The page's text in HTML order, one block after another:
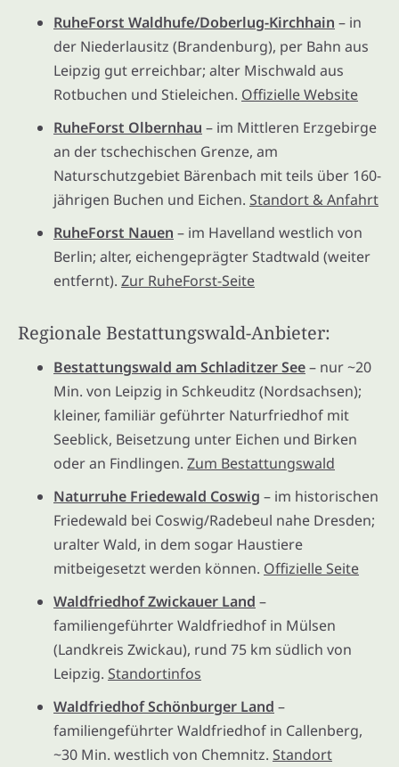
RuheForst Waldhufe/Doberlug-Kirchhain – in
der Niederlausitz (Brandenburg), per Bahn aus
Leipzig gut erreichbar; alter Mischwald aus
Rotbuchen und Stieleichen. Offizielle Website
RuheForst Olbernhau – im Mittleren Erzgebirge
an der tschechischen Grenze, am
Naturschutzgebiet Bärenbach mit teils über 160-
jährigen Buchen und Eichen. Standort & Anfahrt
RuheForst Nauen – im Havelland westlich von
Berlin; alter, eichengeprägter Stadtwald (weiter
entfernt). Zur RuheForst-Seite
Regionale Bestattungswald-Anbieter:
Bestattungswald am Schladitzer See– nur ~20
Min. von Leipzig in Schkeuditz (Nordsachsen);
kleiner, familiär geführter Naturfriedhof mit
Seeblick, Beisetzung unter Eichen und Birken
oder an Findlingen. Zum Bestattungswald
Naturruhe Friedewald Coswig – im historischen
Friedewald bei Coswig/Radebeul nahe Dresden;
uralter Wald, in dem sogar Haustiere
mitbeigesetzt werden können. Offizielle Seite
Waldfriedhof Zwickauer Land –
familiengeführter Waldfriedhof in Mülsen
(Landkreis Zwickau), rund 75 km südlich von
Leipzig. Standortinfos
Waldfriedhof Schönburger Land –
familiengeführter Waldfriedhof in Callenberg,
~30 Min. westlich von Chemnitz. Standort